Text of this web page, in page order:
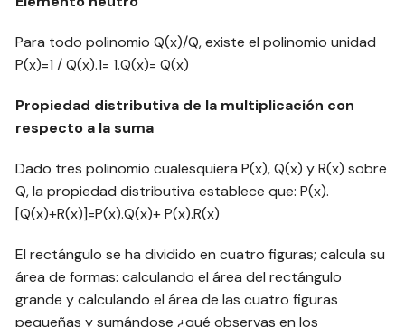
Para todo polinomio Q(x)/Q, existe el polinomio unidad
P(x)=1 / Q(x).1= 1.Q(x)= Q(x)
Propiedad distributiva de la multiplicación con
respecto a la suma
Dado tres polinomio cualesquiera P(x), Q(x) y R(x) sobre
Q, la propiedad distributiva establece que: P(x).
[Q(x)+R(x)]=P(x).Q(x)+ P(x).R(x)
El rectángulo se ha dividido en cuatro figuras; calcula su
área de formas: calculando el área del rectángulo
grande y calculando el área de las cuatro figuras
pequeñas y sumándose ¿qué observas en los